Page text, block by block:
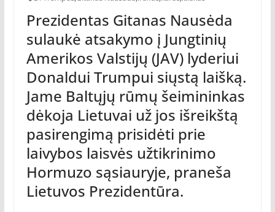
Prezidentas Gitanas Nausėda
sulaukė atsakymo į Jungtinių
Amerikos Valstijų (JAV) lyderiui
Donaldui Trumpui siųstą laišką.
Jame Baltųjų rūmų šeimininkas
dėkoja Lietuvai už jos išreikštą
pasirengimą prisidėti prie
laivybos laisvės užtikrinimo
Hormuzo sąsiauryje, praneša
Lietuvos Prezidentūra.